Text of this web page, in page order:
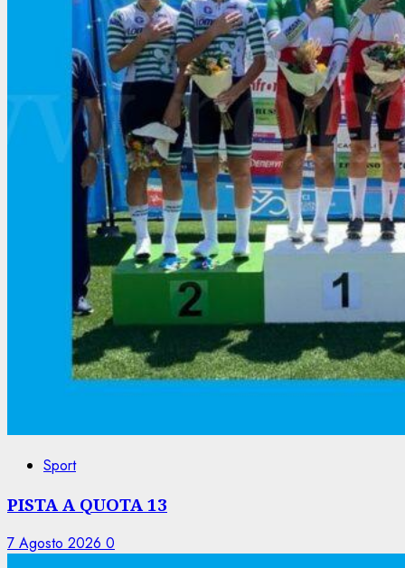
Sport
PISTA A QUOTA 13
7 Agosto 2026 0